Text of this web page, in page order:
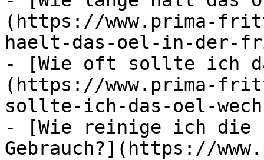
(https://www.prima-
haelt-das-oel-in-der-
- [Wie oft sollte ich
(https://www.prima-
sollte-ich-das-oel-
- [Wie reinige ich die
Gebrauch?](https://